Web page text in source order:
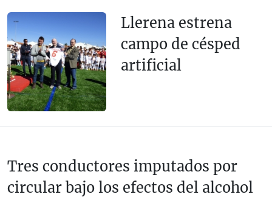
Llerena estrena
campo de césped
artificial
Tres conductores imputados por
circular bajo los efectos del alcohol